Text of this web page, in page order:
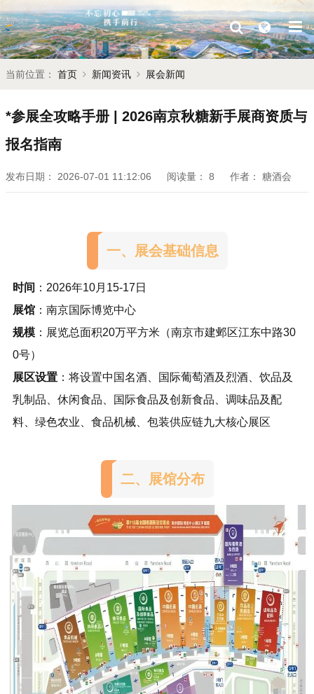
当前位置： 首页 新闻资讯 展会新闻
*参展全攻略手册 | 2026南京秋糖新手展商资质与
报名指南
发布日期： 2026-07-01 11:12:06 阅读量： 8 作者： 糖酒会
一、展会基础信息
时间 ：2026年10月15-17日
展馆 ：南京国际博览中心
规模 ：展览总面积20万平方米（南京市建邺区江东中路30
0号）
展区设置 ：将设置中国名酒 、国际葡萄酒及烈酒、饮品及
乳制品、休闲食品、国际食品及创新食品、调味品及配
料、绿色农业、食品机械、包装供应链九大核心展区
二、展馆分布